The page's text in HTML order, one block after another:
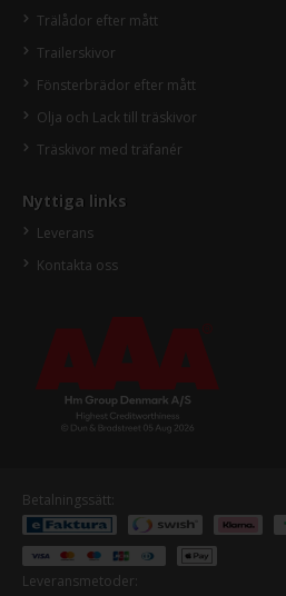
Trälådor efter mått
Trailerskivor
Fönsterbrädor efter mått
Olja och Lack till träskivor
Träskivor med träfanér
Nyttiga links
Leverans
Kontakta oss
Betalningssätt:
Leveransmetoder: